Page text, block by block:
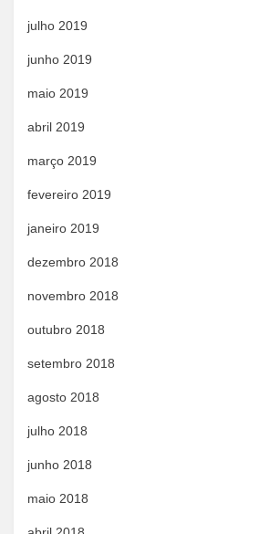
julho 2019
junho 2019
maio 2019
abril 2019
março 2019
fevereiro 2019
janeiro 2019
dezembro 2018
novembro 2018
outubro 2018
setembro 2018
agosto 2018
julho 2018
junho 2018
maio 2018